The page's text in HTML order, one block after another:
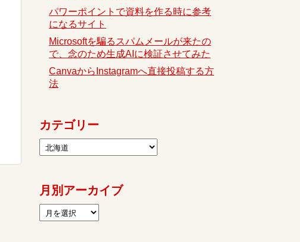
パワーポイントで資料を作る時に参考
になるサイト
Microsoftを騙るスパムメールが来たの
で、念のため生成AIに検証させてみた
CanvaからInstagramへ直接投稿する方
法
カテゴリー
月別アーカイブ